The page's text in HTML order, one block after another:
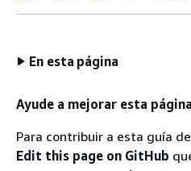
En esta página
Ayude a mejorar esta página
Para contribuir a esta guía
Edit this page on GitHub